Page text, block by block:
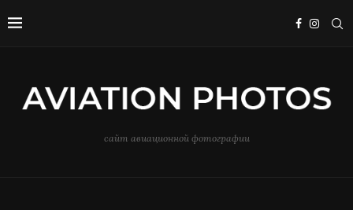
сайт авиационной фотографии